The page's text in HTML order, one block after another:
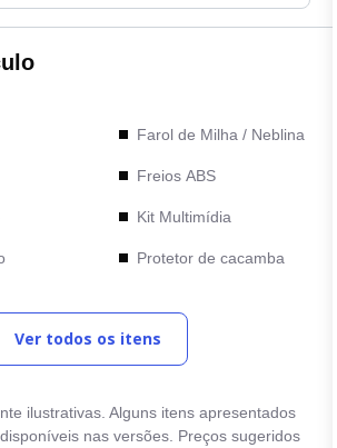
Farol de Milha / Neblina
Freios ABS
Kit Multimídia
Protetor de cacamba
elétrico
Rodas de Liga Leve
Sensor de
estacionamento
Ver todos os itens
ilustrativas. Alguns itens apresentados
nas versões. Preços sugeridos